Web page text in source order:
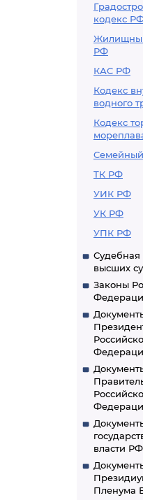
кодекс
РФ
КАС РФ
Кодекс
водного
Кодекс
ТК РФ
УИК РФ
УК РФ
УПК РФ
Судебная
высших
Законы
власти РФ
Пленума